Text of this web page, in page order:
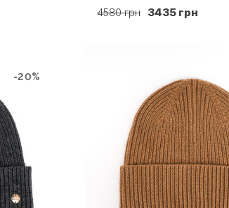
4580 грн 3435 грн
-20%